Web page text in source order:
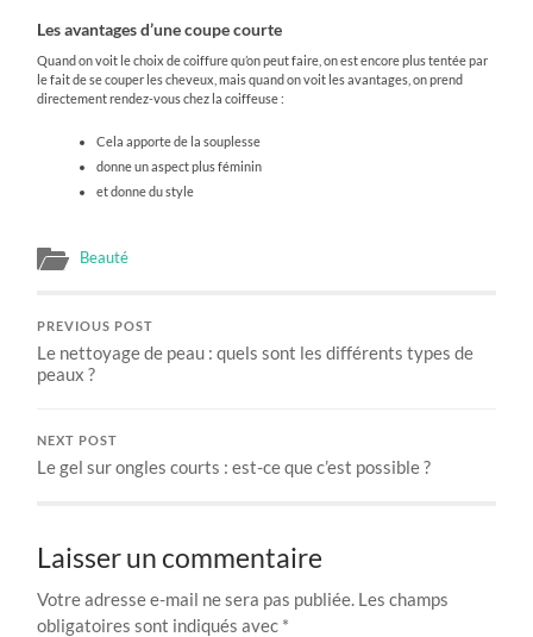
Les avantages d’une coupe courte
Quand on voit le choix de coiffure qu’on peut faire, on est encore plus tentée par
le fait de se couper les cheveux, mais quand on voit les avantages, on prend
directement rendez-vous chez la coiffeuse :
Cela apporte de la souplesse
donne un aspect plus féminin
et donne du style
Beauté
PREVIOUS POST
Le nettoyage de peau : quels sont les différents types de
peaux ?
NEXT POST
Le gel sur ongles courts : est-ce que c’est possible ?
Laisser un commentaire
Votre adresse e-mail ne sera pas publiée. Les champs
obligatoires sont indiqués avec *